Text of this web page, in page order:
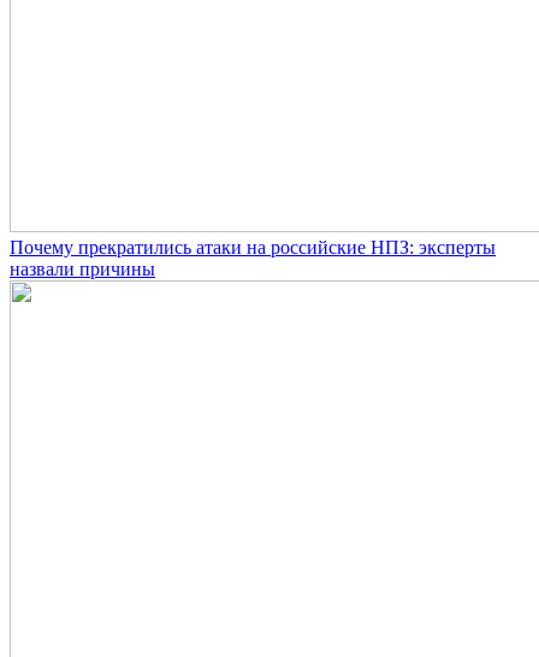
Почему прекратились атаки на российские НПЗ: эксперты
назвали причины